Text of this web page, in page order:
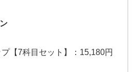
【7科目セット】：15,180円